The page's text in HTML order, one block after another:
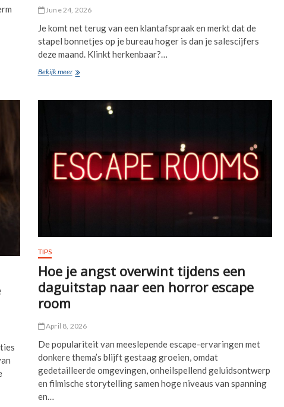
June 24, 2026
Je komt net terug van een klantafspraak en merkt dat de
stapel bonnetjes op je bureau hoger is dan je salescijfers
deze maand. Klinkt herkenbaar?…
Bekijk meerHoe
ondernemer
je
financiële
administratie
TIPS
Hoe je angst overwint tijdens een
daguitstap naar een horror escape
room
April 8, 2026
De populariteit van meeslepende escape-ervaringen met
donkere thema’s blijft gestaag groeien, omdat
gedetailleerde omgevingen, onheilspellend geluidsontwerp
en filmische storytelling samen hoge niveaus van spanning
en…